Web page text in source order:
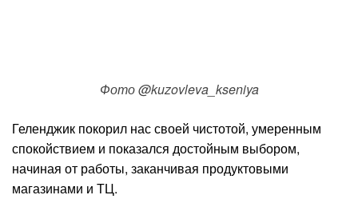
Фото @kuzovleva_kseniya
Геленджик покорил нас своей чистотой, умеренным
спокойствием и показался достойным выбором,
начиная от работы, заканчивая продуктовыми
магазинами и ТЦ.